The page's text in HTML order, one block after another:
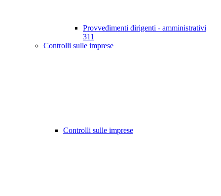
Provvedimenti dirigenti - amministrativi
311
Controlli sulle imprese
Controlli sulle imprese